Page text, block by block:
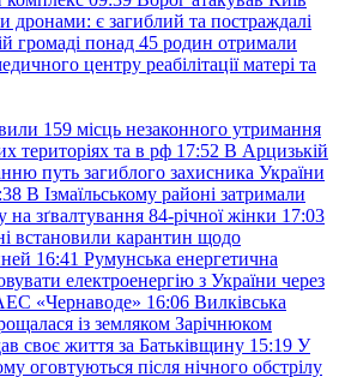
дронами: є загиблий та постраждалі
громаді понад 45 родин отримали
центру реабілітації матері та
159 місць незаконного утримання
територіях та в рф 17:52 В Арцизькій
путь загиблого захисника України
В Ізмаїльському районі затримали
на зґвалтування 84-річної жінки 17:03
встановили карантин щодо
16:41 Румунська енергетична
електроенергію з України через
«Чернаводе» 16:06 Вилківська
із земляком Зарічнюком
своє життя за Батьківщину 15:19 У
оговтуються після нічного обстрілу